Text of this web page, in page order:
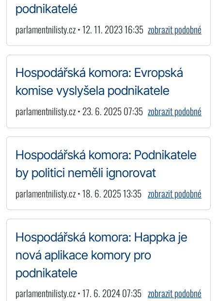
podnikatelé
parlamentnilisty.cz • 12. 11. 2023 16:35 zobrazit podobné
Hospodářská komora: Evropská
komise vyslyšela podnikatele
parlamentnilisty.cz • 23. 6. 2025 07:35 zobrazit podobné
Hospodářská komora: Podnikatele
by politici neměli ignorovat
parlamentnilisty.cz • 18. 6. 2025 13:35 zobrazit podobné
Hospodářská komora: Happka je
nová aplikace komory pro
podnikatele
parlamentnilisty.cz • 17. 6. 2024 07:35 zobrazit podobné